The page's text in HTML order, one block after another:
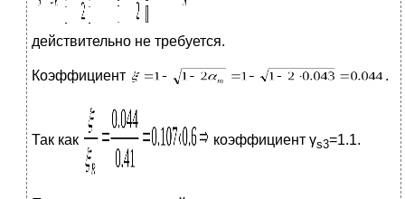
действительно не требуется.
Коэффициент .
Так как коэффициент γs3=1.1.